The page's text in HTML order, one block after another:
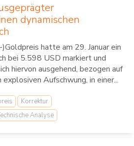
dynamischen
hatte am 29. Januar ein
bei 5.598 USD markiert und
hiervon ausgehend, bezogen auf
Aufschwung, in einer...
Korrektur
Analyse